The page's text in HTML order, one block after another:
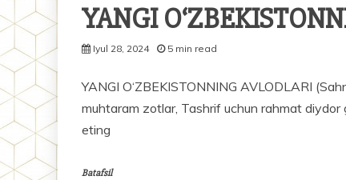
YANGI
Iyul 28, 2024 5 min read
YANGI O‘ZBEKISTONNING AVLODLARI
muhtaram zotlar, Tashrif uchun rahmat diydor
eting
Batafsil